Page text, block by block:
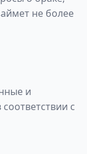
не более
и
с